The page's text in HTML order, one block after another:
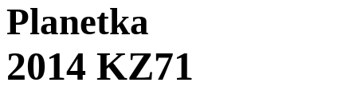
Planetka
2014 KZ71